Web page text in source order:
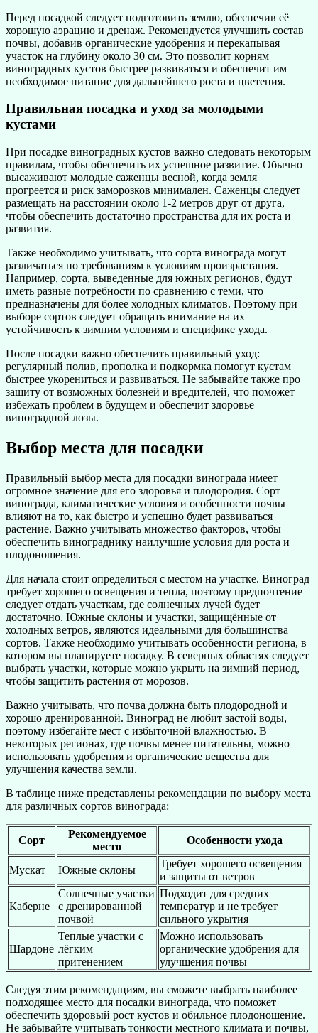
Перед посадкой следует подготовить землю, обеспечив её
хорошую аэрацию и дренаж. Рекомендуется улучшить состав
почвы, добавив органические удобрения и перекапывая
участок на глубину около 30 см. Это позволит корням
виноградных кустов быстрее развиваться и обеспечит им
необходимое питание для дальнейшего роста и цветения.
Правильная посадка и уход за молодыми
кустами
При посадке виноградных кустов важно следовать некоторым
правилам, чтобы обеспечить их успешное развитие. Обычно
высаживают молодые саженцы весной, когда земля
прогреется и риск заморозков минимален. Саженцы следует
размещать на расстоянии около 1-2 метров друг от друга,
чтобы обеспечить достаточно пространства для их роста и
развития.
Также необходимо учитывать, что сорта винограда могут
различаться по требованиям к условиям произрастания.
Например, сорта, выведенные для южных регионов, будут
иметь разные потребности по сравнению с теми, что
предназначены для более холодных климатов. Поэтому при
выборе сортов следует обращать внимание на их
устойчивость к зимним условиям и специфике ухода.
После посадки важно обеспечить правильный уход:
регулярный полив, прополка и подкормка помогут кустам
быстрее укорениться и развиваться. Не забывайте также про
защиту от возможных болезней и вредителей, что поможет
избежать проблем в будущем и обеспечит здоровье
виноградной лозы.
Выбор места для посадки
Правильный выбор места для посадки винограда имеет
огромное значение для его здоровья и плодородия. Сорт
винограда, климатические условия и особенности почвы
влияют на то, как быстро и успешно будет развиваться
растение. Важно учитывать множество факторов, чтобы
обеспечить винограднику наилучшие условия для роста и
плодоношения.
Для начала стоит определиться с местом на участке. Виноград
требует хорошего освещения и тепла, поэтому предпочтение
следует отдать участкам, где солнечных лучей будет
достаточно. Южные склоны и участки, защищённые от
холодных ветров, являются идеальными для большинства
сортов. Также необходимо учитывать особенности региона, в
котором вы планируете посадку. В северных областях следует
выбрать участки, которые можно укрыть на зимний период,
чтобы защитить растения от морозов.
Важно учитывать, что почва должна быть плодородной и
хорошо дренированной. Виноград не любит застой воды,
поэтому избегайте мест с избыточной влажностью. В
некоторых регионах, где почвы менее питательны, можно
использовать удобрения и органические вещества для
улучшения качества земли.
В таблице ниже представлены рекомендации по выбору места
для различных сортов винограда:
Сорт
Рекомендуемое
место
Особенности ухода
Мускат Южные склоны
Требует хорошего освещения
и защиты от ветров
Каберне
Солнечные участки
с дренированной
почвой
Подходит для средних
температур и не требует
сильного укрытия
Шардоне
Теплые участки с
лёгким
притенением
Можно использовать
органические удобрения для
улучшения почвы
Следуя этим рекомендациям, вы сможете выбрать наиболее
подходящее место для посадки винограда, что поможет
обеспечить здоровый рост кустов и обильное плодоношение.
Не забывайте учитывать тонкости местного климата и почвы,